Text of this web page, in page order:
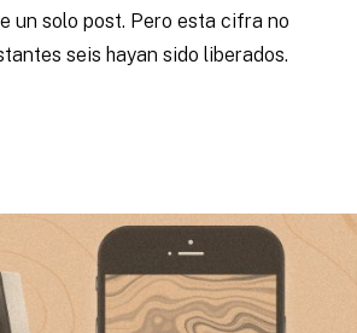
un solo post. Pero esta cifra no
seis hayan sido liberados.